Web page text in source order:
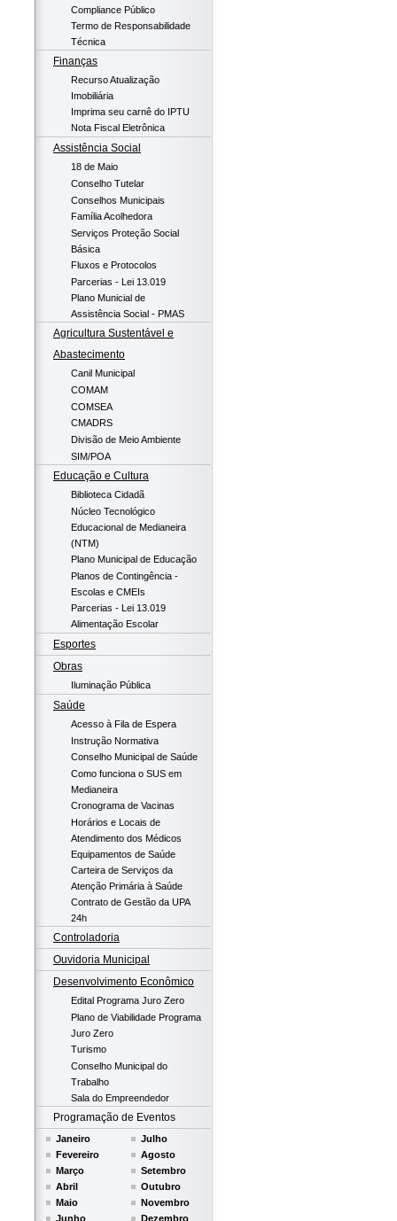
Compliance Público
Termo de Responsabilidade
Técnica
Finanças
Recurso Atualização
Imobiliária
Imprima seu carnê do IPTU
Nota Fiscal Eletrônica
Assistência Social
18 de Maio
Conselho Tutelar
Conselhos Municipais
Família Acolhedora
Serviços Proteção Social
Básica
Fluxos e Protocolos
Parcerias - Lei 13.019
Plano Municial de
Assistência Social - PMAS
Agricultura Sustentável e
Abastecimento
Canil Municipal
COMAM
COMSEA
CMADRS
Divisão de Meio Ambiente
SIM/POA
Educação e Cultura
Biblioteca Cidadã
Núcleo Tecnológico
Educacional de Medianeira
(NTM)
Plano Municipal de Educação
Planos de Contingência -
Escolas e CMEIs
Parcerias - Lei 13.019
Alimentação Escolar
Esportes
Obras
Iluminação Pública
Saúde
Acesso à Fila de Espera
Instrução Normativa
Conselho Municipal de Saúde
Como funciona o SUS em
Medianeira
Cronograma de Vacinas
Horários e Locais de
Atendimento dos Médicos
Equipamentos de Saúde
Carteira de Serviços da
Atenção Primária à Saúde
Contrato de Gestão da UPA
24h
Controladoria
Ouvidoria Municipal
Desenvolvimento Econômico
Edital Programa Juro Zero
Plano de Viabilidade Programa
Juro Zero
Turismo
Conselho Municipal do
Trabalho
Sala do Empreendedor
Programação de Eventos
Janeiro
Fevereiro
Março
Abril
Maio
Junho
Julho
Agosto
Setembro
Outubro
Novembro
Dezembro